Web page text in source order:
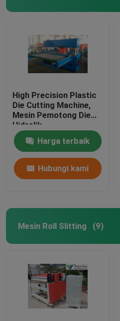
High Precision Plastic
Die Cutting Machine,
Mesin Pemotong Die
Hidrolik
Harga terbaik
Hubungi kami
Mesin Roll Slitting (9)